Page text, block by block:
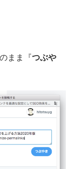
まま『つぶや